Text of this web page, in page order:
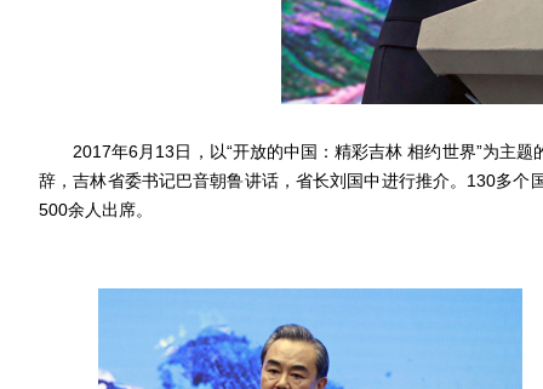
2017年6月13日，以“开放的中国：精彩吉林 相约世界”为主题
辞，吉林省委书记巴音朝鲁讲话，省长刘国中进行推介。130多
500余人出席。